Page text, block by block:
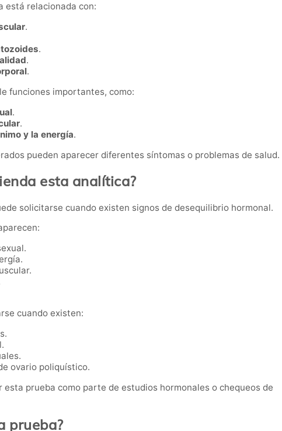
está relacionada con:
.
.
.
.
funciones importantes, como:
.
.
y la energía.
pueden aparecer diferentes síntomas o problemas de salud.
esta analítica?
solicitarse cuando existen signos de desequilibrio hormonal.
cuando existen:
ovario poliquístico.
prueba como parte de estudios hormonales o chequeos de
prueba?